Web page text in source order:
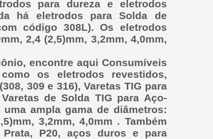
para dureza e eletrodos
há eletrodos para Solda de
código 308L). Os eletrodos
2,4 (2,5)mm, 3,2mm, 4,0mm,
encontre aqui Consumíveis
os eletrodos revestidos,
309 e 316), Varetas TIG para
de Solda TIG para Aço-
ampla gama de diâmetros:
3,2mm, 4,0mm . Também
P20, aços duros e para